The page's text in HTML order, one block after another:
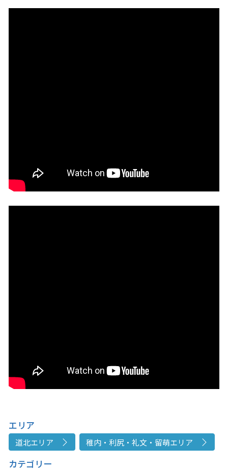
エリア
道北エリア 稚内・利尻・礼文・留萌エリア
カテゴリー